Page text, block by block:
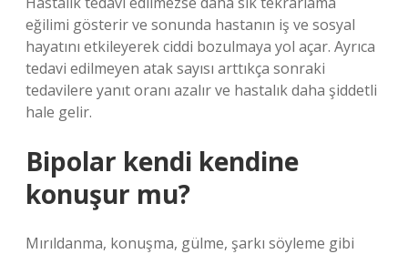
eğilimi gösterir ve sonunda hastanın iş ve sosyal
hayatını etkileyerek ciddi bozulmaya yol açar. Ayrıca
tedavi edilmeyen atak sayısı arttıkça sonraki
tedavilere yanıt oranı azalır ve hastalık daha şiddetli
hale gelir.
Bipolar kendi kendine
konuşur mu?
Mırıldanma, konuşma, gülme, şarkı söyleme gibi